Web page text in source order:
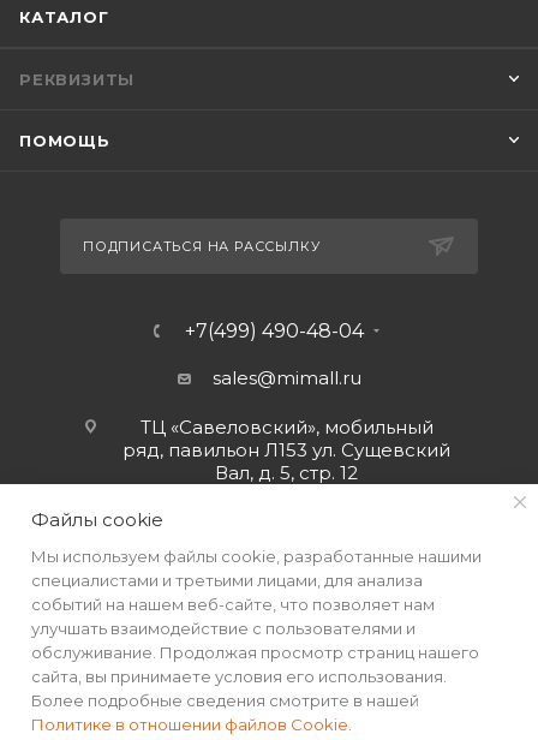
КАТАЛОГ
РЕКВИЗИТЫ
ПОМОЩЬ
ПОДПИСАТЬСЯ НА РАССЫЛКУ
+7(499) 490-48-04
sales@mimall.ru
ТЦ «Савеловский», мобильный
ряд, павильон Л153 ул. Сущевский
Вал, д. 5, стр. 12
2026 © Интернет-магазин MiMall® • Не является публичной
Файлы cookie
Мы используем файлы cookie, разработанные нашими
специалистами и третьими лицами, для анализа
событий на нашем веб-сайте, что позволяет нам
улучшать взаимодействие с пользователями и
обслуживание. Продолжая просмотр страниц нашего
сайта, вы принимаете условия его использования.
Более подробные сведения смотрите в нашей
Политике в отношении файлов Cookie